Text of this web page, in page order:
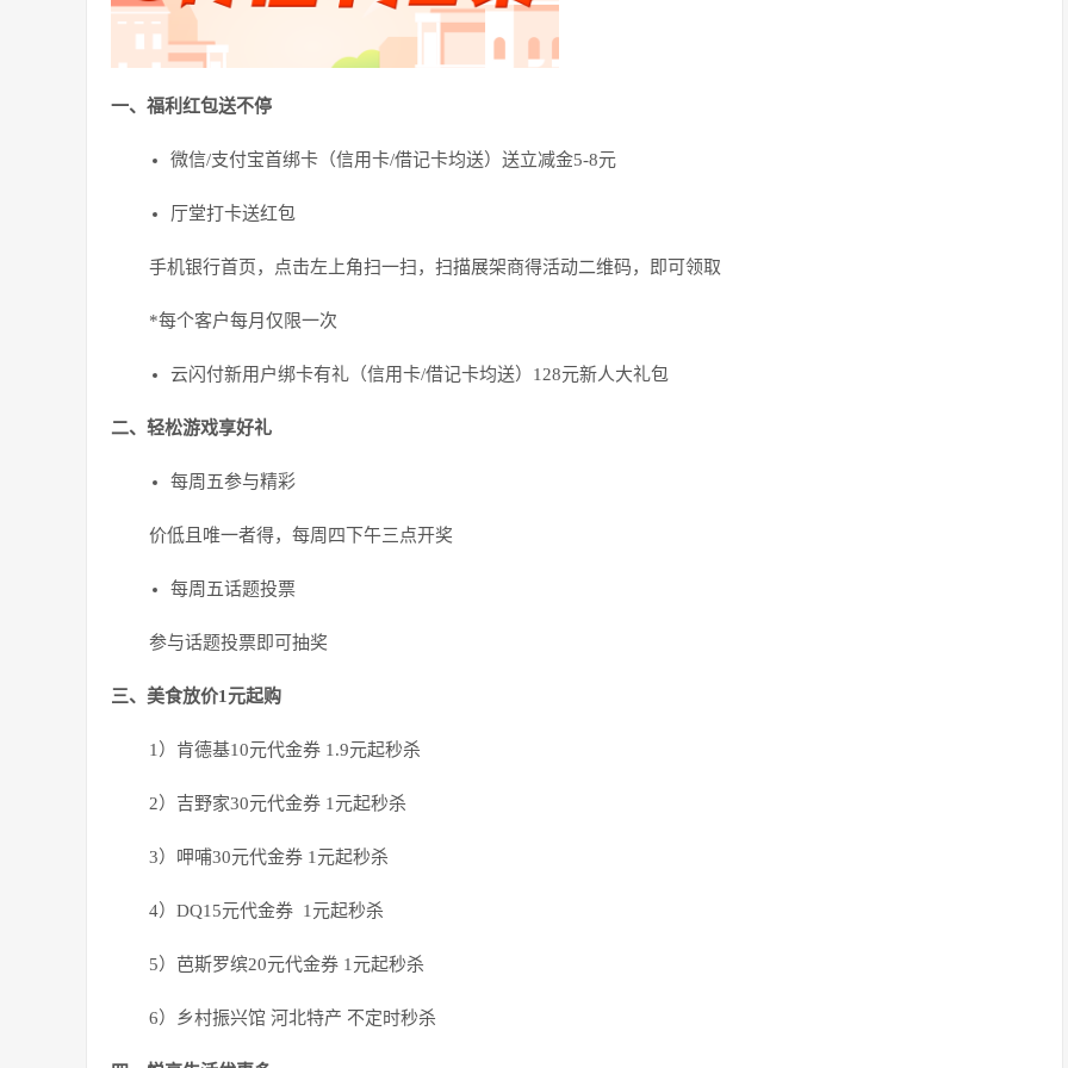
一、福利红包送不停
微信/支付宝首绑卡（信用卡/借记卡均送）送立减金5-8元
厅堂打卡送红包
手机银行首页，点击左上角扫一扫，扫描展架商得活动二维码，即可领取
*每个客户每月仅限一次
云闪付新用户绑卡有礼（信用卡/借记卡均送）128元新人大礼包
二、轻松游戏享好礼
每周五参与精彩
价低且唯一者得，每周四下午三点开奖
每周五话题投票
参与话题投票即可抽奖
三、美食放价1元起购
1）肯德基10元代金券 1.9元起秒杀
2）吉野家30元代金券 1元起秒杀
3）呷哺30元代金券 1元起秒杀
4）DQ15元代金券 1元起秒杀
5）芭斯罗缤20元代金券 1元起秒杀
6）乡村振兴馆 河北特产 不定时秒杀